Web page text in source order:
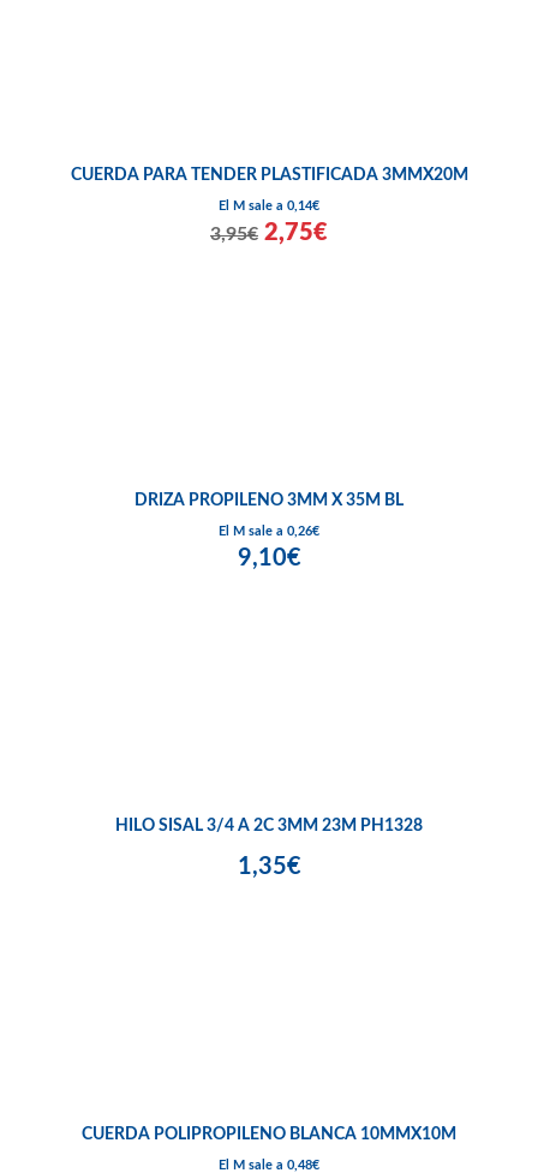
CUERDA PARA TENDER PLASTIFICADA 3MMX20M
El M sale a 0,14€
3,95€ 2,75€
DRIZA PROPILENO 3MM X 35M BL
El M sale a 0,26€
9,10€
HILO SISAL 3/4 A 2C 3MM 23M PH1328
1,35€
CUERDA POLIPROPILENO BLANCA 10MMX10M
El M sale a 0,48€